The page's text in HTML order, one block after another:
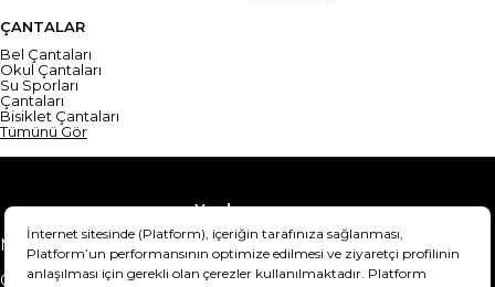
ÇANTALAR
Bel Çantaları
Okul Çantaları
Su Sporları
Çantaları
Bisiklet Çantaları
Tümünü Gör
Yardım
Mesafeli Satış Sözleşmesi
Teslimat Bilgisi
Gizlilik Sözleşmesi
Şartlar & Koşullar